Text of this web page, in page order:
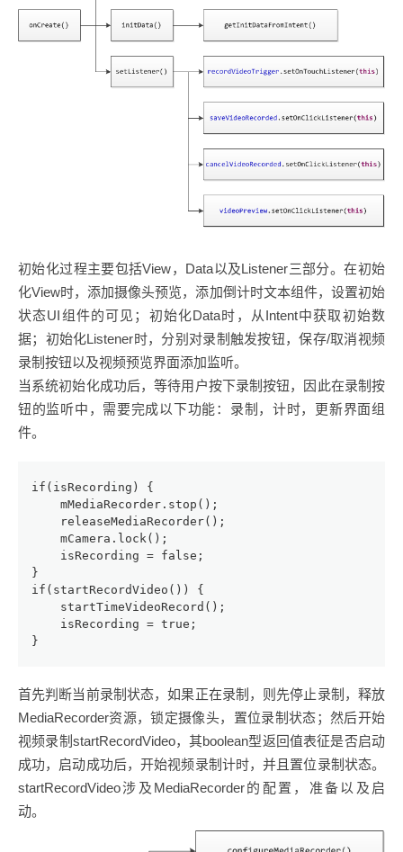
初始化过程主要包括View，Data以及Listener三部分。在初始
化View时，添加摄像头预览，添加倒计时文本组件，设置初始
状态UI组件的可见；初始化Data时，从Intent中获取初始数
据；初始化Listener时，分别对录制触发按钮，保存/取消视频
录制按钮以及视频预览界面添加监听。
当系统初始化成功后，等待用户按下录制按钮，因此在录制按
钮的监听中，需要完成以下功能：录制，计时，更新界面组
件。
if(isRecording) {
    mMediaRecorder.stop();
    releaseMediaRecorder();
    mCamera.lock();
    isRecording = false;
}
if(startRecordVideo()) {
    startTimeVideoRecord();
    isRecording = true;
}
首先判断当前录制状态，如果正在录制，则先停止录制，释放
MediaRecorder资源，锁定摄像头，置位录制状态；然后开始
视频录制startRecordVideo，其boolean型返回值表征是否启动
成功，启动成功后，开始视频录制计时，并且置位录制状态。
startRecordVideo涉及MediaRecorder的配置，准备以及启
动。